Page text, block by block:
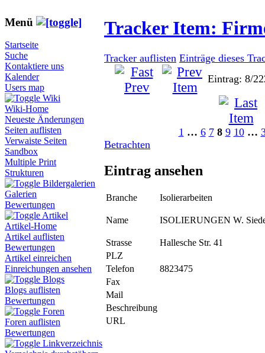
Menü
Startseite
Suche
Kontaktiere uns
Kalender
Users map
Wiki
Wiki-Home
Neueste Änderungen
Seiten auflisten
Verwaiste Seiten
Sandbox
Multiple Print
Strukturen
Bildergalerien
Galerien
Bewertungen
Artikel
Artikel-Home
Artikel auflisten
Bewertungen
Artikel einreichen
Einreichungen ansehen
Blogs
Blogs auflisten
Bewertungen
Foren
Foren auflisten
Bewertungen
Linkverzeichnis
Tracker Item:
Tracker auflisten Einträge dieses
Eintrag: 8/
1 … 6 7 8 9 10 …
Betrachten
Eintrag ansehen
Branche Isolierarbeiten
Name ISOLIERUNGEN W.
Strasse
Hallesche Str. 41
PLZ
Telefon
8823475
Fax
Mail
Beschreibung
URL